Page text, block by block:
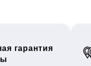
гарантия